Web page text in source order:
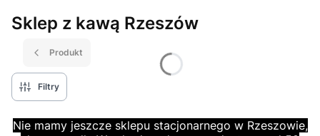
Sklep z kawą Rzeszów
Produkt
Filtry
Nie mamy jeszcze sklepu stacjonarnego w Rzeszowie,